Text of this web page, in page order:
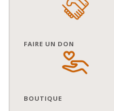
FAIRE UN DON
BOUTIQUE